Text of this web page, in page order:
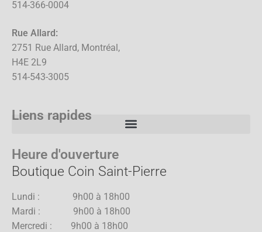
514-366-0004
Rue Allard:
2751 Rue Allard, Montréal,
H4E 2L9
514-543-3005
Liens rapides
Heure d'ouverture
Boutique Coin Saint-Pierre
Lundi : 9h00 à 18h00
Mardi : 9h00 à 18h00
Mercredi : 9h00 à 18h00